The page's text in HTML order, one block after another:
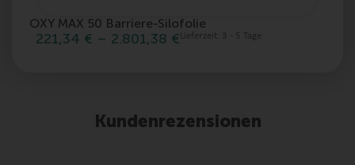
OXY MAX 50 Barriere-Silofolie
221,34 € – 2.801,38 € Lieferzeit: 3 - 5 Tage
Kundenrezensionen